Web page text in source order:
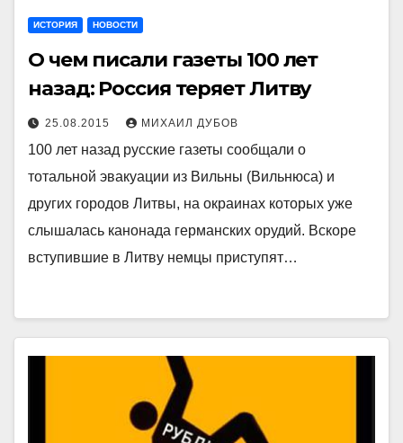
ИСТОРИЯ НОВОСТИ
О чем писали газеты 100 лет
назад: Россия теряет Литву
25.08.2015 МИХАИЛ ДУБОВ
100 лет назад русские газеты сообщали о
тотальной эвакуации из Вильны (Вильнюса) и
других городов Литвы, на окраинах которых уже
слышалась канонада германских орудий. Вскоре
вступившие в Литву немцы приступят…